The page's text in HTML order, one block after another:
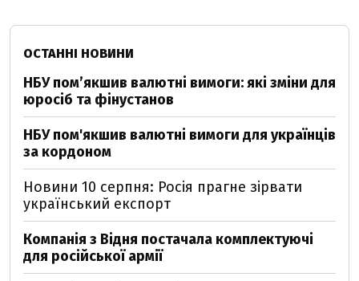
ОСТАННІ НОВИНИ
НБУ пом’якшив валютні вимоги: які зміни для
юросіб та фінустанов
НБУ пом'якшив валютні вимоги для українців
за кордоном
Новини 10 серпня: Росія прагне зірвати
український експорт
Компанія з Відня постачала комплектуючі
для російської армії